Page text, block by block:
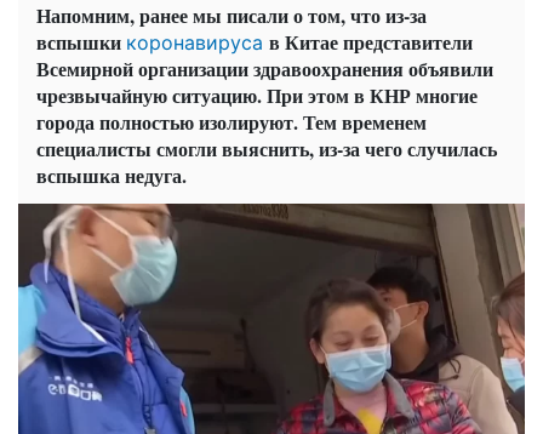
Напомним, ранее мы писали о том, что из-за
вспышки коронавируса в Китае представители
Всемирной организации здравоохранения объявили
чрезвычайную ситуацию. При этом в КНР многие
города полностью изолируют. Тем временем
специалисты смогли выяснить, из-за чего случилась
вспышка недуга.